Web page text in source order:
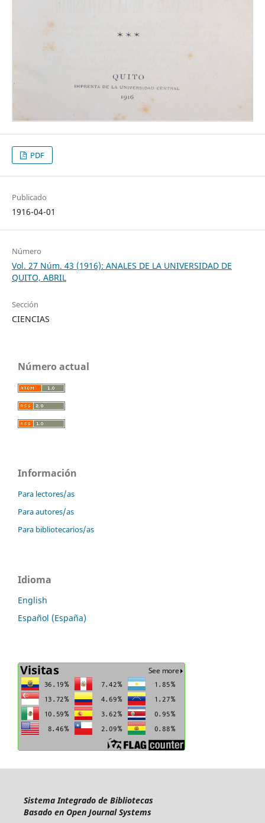
PDF
Publicado
1916-04-01
Número
Vol. 27 Núm. 43 (1916): ANALES DE LA UNIVERSIDAD DE
QUITO, ABRIL
Sección
CIENCIAS
Número actual
Información
Para lectores/as
Para autores/as
Para bibliotecarios/as
Idioma
English
Español (España)
Sistema Integrado de Bibliotecas
Basado en Open Journal Systems